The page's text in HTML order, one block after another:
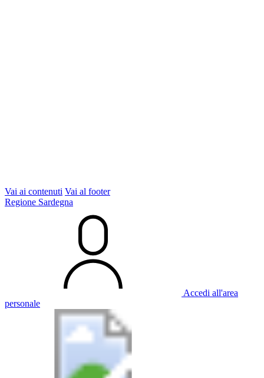
Vai ai contenuti Vai al footer
Regione Sardegna
Accedi all'area
personale